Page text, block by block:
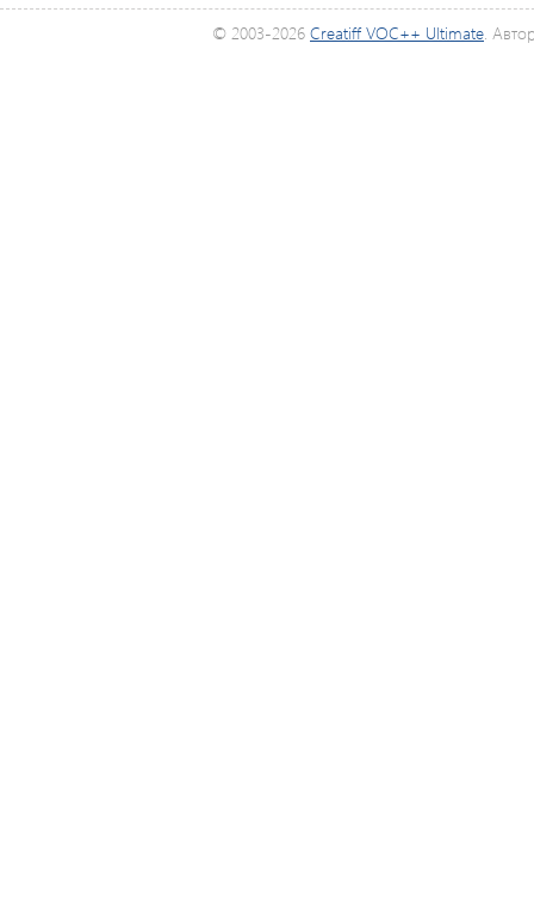
© 2003-2026 Creatiff VOC++ Ultimate.